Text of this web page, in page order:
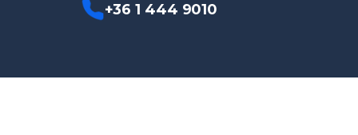
+36 1 444 9010